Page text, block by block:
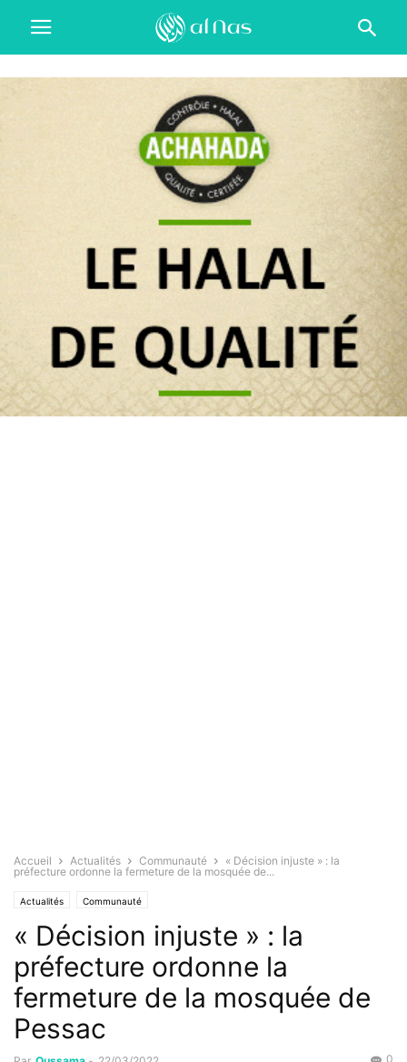
Accueil Actualités Communauté
« Décision injuste » : la
préfecture ordonne la fermeture de la mosquée de...
Actualités Communauté
« Décision injuste » : la
préfecture ordonne la
fermeture de la mosquée de
Pessac
0